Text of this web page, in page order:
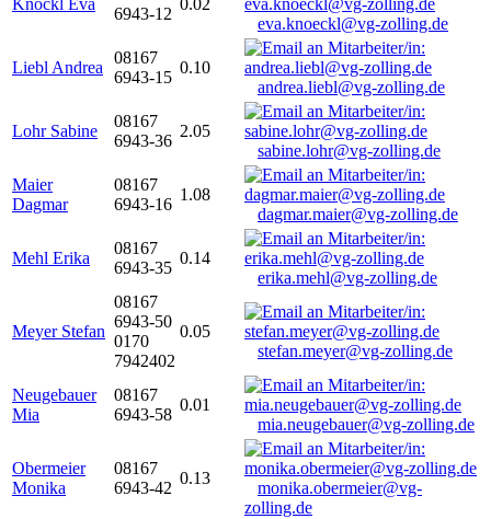
Knöckl Eva
6943-12
0.02
eva.knoeckl@vg-zolling.de
Liebl Andrea
08167
6943-15
0.10
andrea.liebl@vg-zolling.de
Lohr Sabine
08167
6943-36
2.05
sabine.lohr@vg-zolling.de
Maier
Dagmar
08167
6943-16
1.08
dagmar.maier@vg-zolling.de
Mehl Erika
08167
6943-35
0.14
erika.mehl@vg-zolling.de
Meyer Stefan
08167
6943-50
0170
7942402
0.05
stefan.meyer@vg-zolling.de
Neugebauer
Mia
08167
6943-58
0.01
mia.neugebauer@vg-zolling.de
Obermeier
Monika
08167
6943-42
0.13
monika.obermeier@vg-
zolling.de